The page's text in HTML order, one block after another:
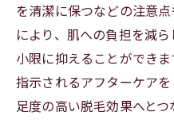
を清潔に保つなどの注意
により、肌への負担を減
小限に抑えることができ
指示されるアフターケア
足度の高い脱毛効果へとつ